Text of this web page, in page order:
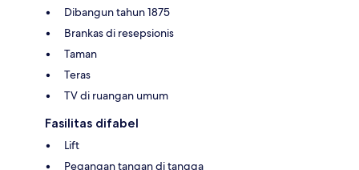
Dibangun tahun 1875
Brankas di resepsionis
Taman
Teras
TV di ruangan umum
Fasilitas difabel
Lift
Pegangan tangan di tangga